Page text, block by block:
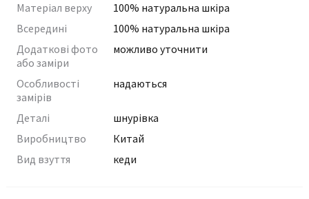
Матеріал верху
100% натуральна шкіра
Всередині
100% натуральна шкіра
Додаткові фото
або заміри
можливо уточнити
Особливості
замірів
надаються
Деталі
шнурівка
Виробництво
Китай
Вид взуття
кеди